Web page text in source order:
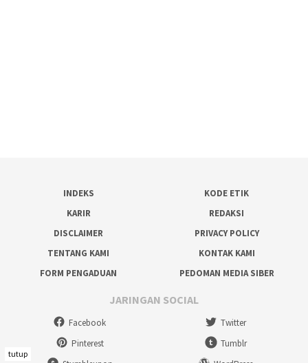
INDEKS
KODE ETIK
KARIR
REDAKSI
DISCLAIMER
PRIVACY POLICY
TENTANG KAMI
KONTAK KAMI
FORM PENGADUAN
PEDOMAN MEDIA SIBER
JARINGAN SOCIAL
Facebook
Twitter
Pinterest
Tumblr
tutup